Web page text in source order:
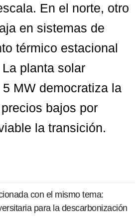
En el norte, otro
en sistemas de
térmico estacional
planta solar
MW democratiza la
bajos por
la transición.
con el mismo tema:
para la descarbonización